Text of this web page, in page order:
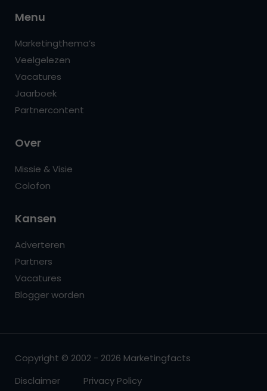
Menu
Marketingthema’s
Veelgelezen
Vacatures
Jaarboek
Partnercontent
Over
Missie & Visie
Colofon
Kansen
Adverteren
Partners
Vacatures
Blogger worden
Copyright © 2002 - 2026 Marketingfacts
Disclaimer
Privacy Policy